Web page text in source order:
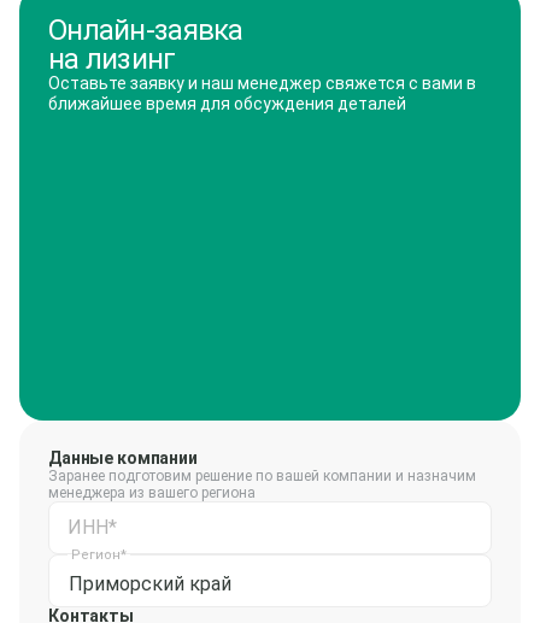
Онлайн-заявка
на лизинг
Оставьте заявку и наш менеджер свяжется с вами в
ближайшее время для обсуждения деталей
Данные компании
Заранее подготовим решение по вашей компании и назначим
менеджера из вашего региона
ИНН*
Приморский край
Регион*
Контакты